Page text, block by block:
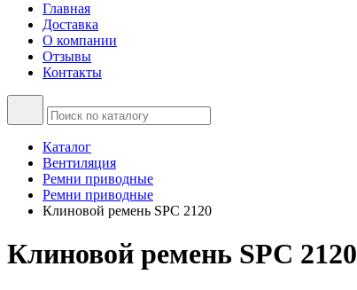
Главная
Доставка
О компании
Отзывы
Контакты
Каталог
Вентиляция
Ремни приводные
Ремни приводные
Клиновой ремень SPC 2120
Клиновой ремень SPC 2120